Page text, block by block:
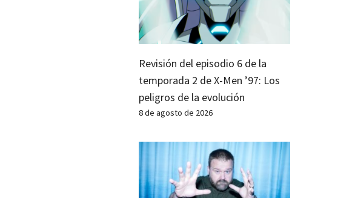
Revisión del episodio 6 de la
temporada 2 de X-Men ’97: Los
peligros de la evolución
8 de agosto de 2026